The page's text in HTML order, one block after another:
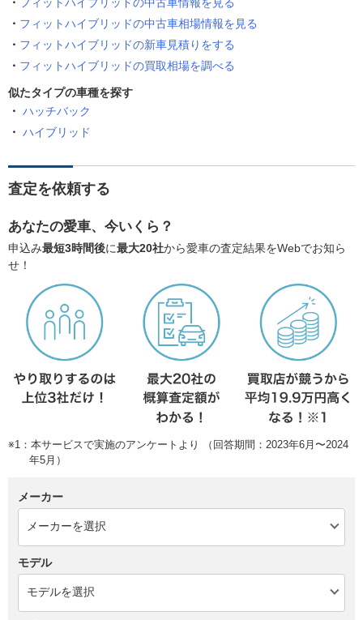
フィットハイブリッドの中古車相場情報を見る
フィットハイブリッドの新車見積りをする
フィットハイブリッドの買取相場を調べる
似たタイプの車種を探す
ハッチバック
ハイブリッド
査定を依頼する
あなたの愛車、今いくら？
申込み最短3時間後に最大20社から愛車の査定結果をWebでお知ら
せ！
※1：本サービスで実施のアンケートより （回答期間：2023年6月〜2024
年5月）
メーカー
モデル